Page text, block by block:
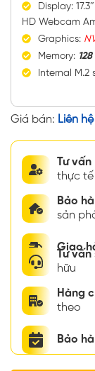
Display:
HD Webcam
Graphics:
Memory:
Internal M.2
Giá bán: Liên
Tư
thực tế
Bảo
sản
Giao
Tư vấn
hữu
Hàng
theo
Bảo